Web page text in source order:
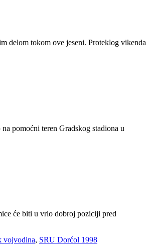
delom tokom ove jeseni. Proteklog vikenda
pomoćni teren Gradskog stadiona u
će biti u vrlo dobroj poziciji pred
vojvodina, SRU Dorćol 1998